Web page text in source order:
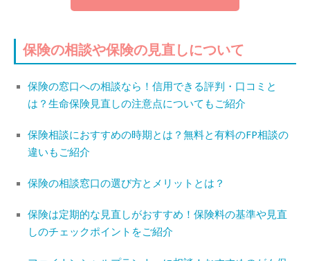
保険の相談や保険の見直しについて
保険の窓口への相談なら！信用できる評判・口コミと
は？生命保険見直しの注意点についてもご紹介
保険相談におすすめの時期とは？無料と有料のFP相談の
違いもご紹介
保険の相談窓口の選び方とメリットとは？
保険は定期的な見直しがおすすめ！保険料の基準や見直
しのチェックポイントをご紹介